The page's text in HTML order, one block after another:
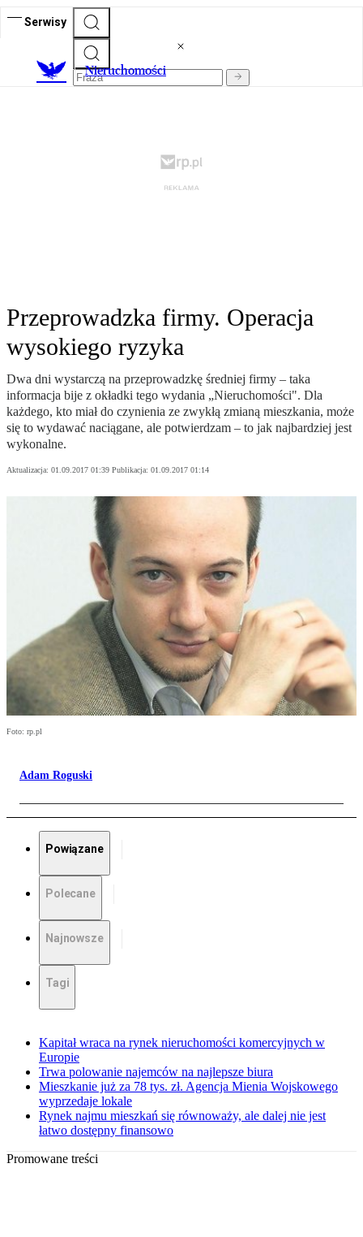
Serwisy
Nieruchomości
Przeprowadzka firmy. Operacja
wysokiego ryzyka
Dwa dni wystarczą na przeprowadzkę średniej firmy – taka
informacja bije z okładki tego wydania „Nieruchomości". Dla
każdego, kto miał do czynienia ze zwykłą zmianą mieszkania, może
się to wydawać naciągane, ale potwierdzam – to jak najbardziej jest
wykonalne.
Aktualizacja: 01.09.2017 01:39 Publikacja: 01.09.2017 01:14
Foto: rp.pl
Adam Roguski
Powiązane
Polecane
Najnowsze
Tagi
Kapitał wraca na rynek nieruchomości komercyjnych w
Europie
Trwa polowanie najemców na najlepsze biura
Mieszkanie już za 78 tys. zł. Agencja Mienia Wojskowego
wyprzedaje lokale
Rynek najmu mieszkań się równoważy, ale dalej nie jest
łatwo dostępny finansowo
Promowane treści